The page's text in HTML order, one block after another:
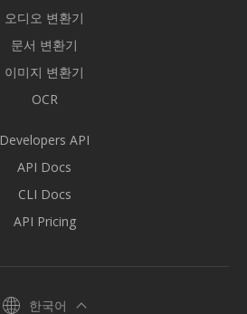
오디오 변환기
문서 변환기
이미지 변환기
OCR
Developers API
API Docs
CLI Docs
API Pricing
한국어